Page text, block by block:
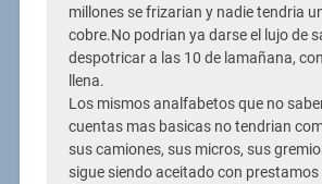
millones se frizarian y nadie tendria
cobre.No podrian ya darse el lujo de
despotricar a las 10 de lamañana,
llena.
Los mismos analfabetos que no
cuentas mas basicas no tendrian
sus camiones, sus micros, sus
sigue siendo aceitado con